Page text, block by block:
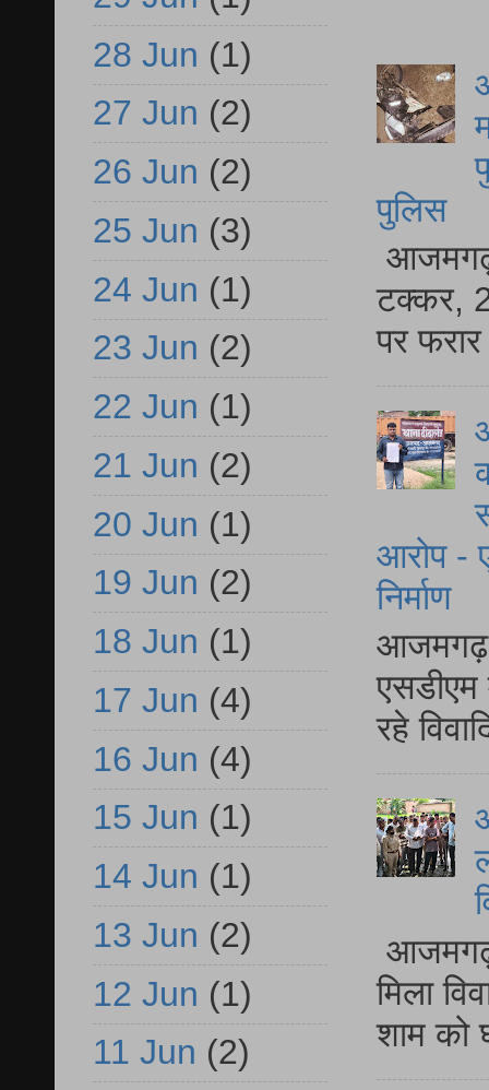
पुलिस
आजमगढ़
टक्कर,
पर
आरोप -
निर्माण
आजमगढ़
एसडीएम
रहे
आजमगढ़
मिला
शाम को
28 Jun (1)
27 Jun (2)
26 Jun (2)
25 Jun (3)
24 Jun (1)
23 Jun (2)
22 Jun (1)
21 Jun (2)
20 Jun (1)
19 Jun (2)
18 Jun (1)
17 Jun (4)
16 Jun (4)
15 Jun (1)
14 Jun (1)
13 Jun (2)
12 Jun (1)
11 Jun (2)